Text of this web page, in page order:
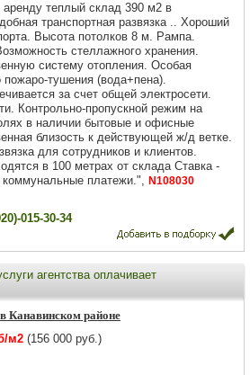
теплый склад 390 м2 в
транспортная развязка .. Хороший
Высота потолков 8 м. Рампа.
стеллажного хранения.
систему отопления. Особая
пожаро-тушения (вода+пена).
за счет общей электросети.
Контрольно-пропускной режим на
в наличии бытовые и офисные
близость к действующей ж/д ветке.
для сотрудников и клиентов.
в 100 метрах от склада Ставка -
платежи.", N108030
015-30-34
агентства оплачивает
Канавинском районе
м2 (156 000 руб.)